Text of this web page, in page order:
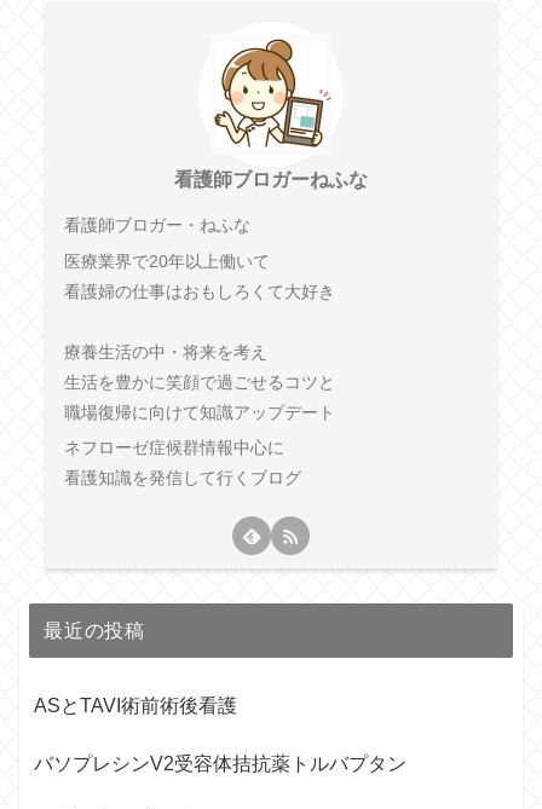
看護師ブロガーねふな
看護師ブロガー・ねふな
医療業界で20年以上働いて
看護婦の仕事はおもしろくて大好き
療養生活の中・将来を考え
生活を豊かに笑顔で過ごせるコツと
職場復帰に向けて知識アップデート
ネフローゼ症候群情報中心に
看護知識を発信して行くブログ
最近の投稿
ASとTAVI術前術後看護
バソプレシンV2受容体拮抗薬トルバプタン